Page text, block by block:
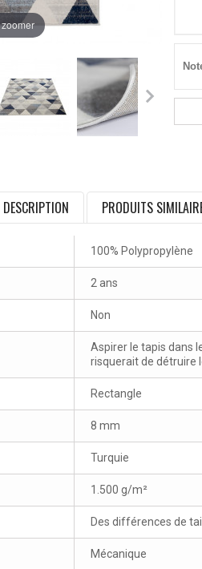
DESCRIPTION PRODUITS
100% Polypropylène
2 ans
Non
Aspirer le tapis dans
risquerait de détruire
Rectangle
8 mm
Turquie
1.500 g/m²
Des différences de
Mécanique